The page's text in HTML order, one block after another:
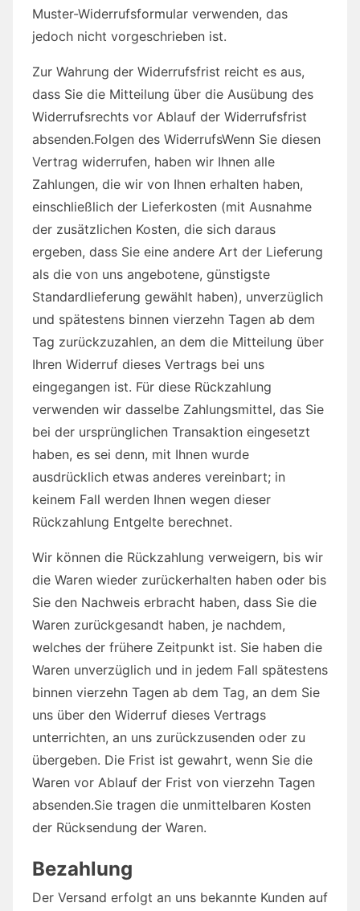
Muster-Widerrufsformular verwenden, das
jedoch nicht vorgeschrieben ist.
Zur Wahrung der Widerrufsfrist reicht es aus,
dass Sie die Mitteilung über die Ausübung des
Widerrufsrechts vor Ablauf der Widerrufsfrist
absenden.Folgen des WiderrufsWenn Sie diesen
Vertrag widerrufen, haben wir Ihnen alle
Zahlungen, die wir von Ihnen erhalten haben,
einschließlich der Lieferkosten (mit Ausnahme
der zusätzlichen Kosten, die sich daraus
ergeben, dass Sie eine andere Art der Lieferung
als die von uns angebotene, günstigste
Standardlieferung gewählt haben), unverzüglich
und spätestens binnen vierzehn Tagen ab dem
Tag zurückzuzahlen, an dem die Mitteilung über
Ihren Widerruf dieses Vertrags bei uns
eingegangen ist. Für diese Rückzahlung
verwenden wir dasselbe Zahlungsmittel, das Sie
bei der ursprünglichen Transaktion eingesetzt
haben, es sei denn, mit Ihnen wurde
ausdrücklich etwas anderes vereinbart; in
keinem Fall werden Ihnen wegen dieser
Rückzahlung Entgelte berechnet.
Wir können die Rückzahlung verweigern, bis wir
die Waren wieder zurückerhalten haben oder bis
Sie den Nachweis erbracht haben, dass Sie die
Waren zurückgesandt haben, je nachdem,
welches der frühere Zeitpunkt ist. Sie haben die
Waren unverzüglich und in jedem Fall spätestens
binnen vierzehn Tagen ab dem Tag, an dem Sie
uns über den Widerruf dieses Vertrags
unterrichten, an uns zurückzusenden oder zu
übergeben. Die Frist ist gewahrt, wenn Sie die
Waren vor Ablauf der Frist von vierzehn Tagen
absenden.Sie tragen die unmittelbaren Kosten
der Rücksendung der Waren.
Bezahlung
Der Versand erfolgt an uns bekannte Kunden auf